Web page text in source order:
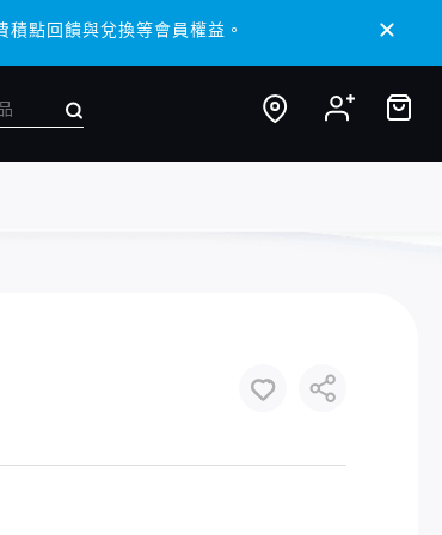
點回饋與兌換等會員權益。
點回饋與兌換等會員權益。